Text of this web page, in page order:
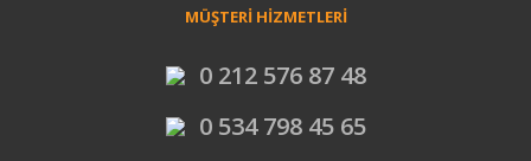
MÜŞTERİ HİZMETLERİ
0 212 576 87 48
0 534 798 45 65